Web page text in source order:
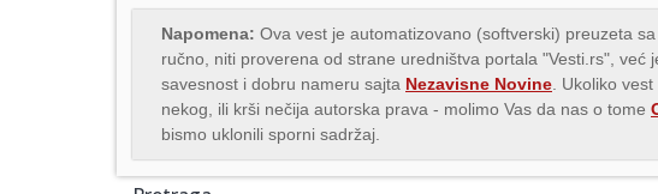
Napomena: Ova vest je automatizovano (softverski) preuzeta sa
ručno, niti proverena od strane uredništva portala "Vesti.rs", već
savesnost i dobru nameru sajta Nezavisne Novine . Ukoliko
nekog, ili krši nečija autorska prava - molimo Vas da nas o tome
bismo uklonili sporni sadržaj.